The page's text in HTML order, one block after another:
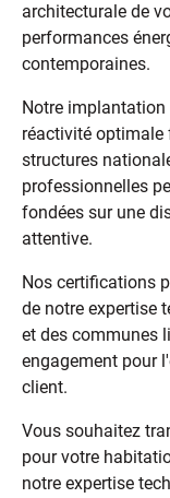
architecturale de
performances
contemporaines.
Notre
réactivité optimale
structures
professionnelles
fondées sur une
attentive.
Nos certifications
de notre expertise
et des communes
engagement pour
client.
Vous souhaitez
pour votre
notre expertise